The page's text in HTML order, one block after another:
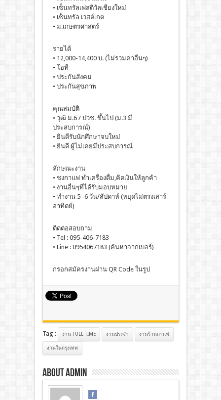
• เซ็นทรัลเฟสติวัลเชียงใหม่
• เซ็นทรัล เวสต์เกต
• ม.เกษตรศาสตร์
รายได้
• 12,000-14,400 บ. (ไม่รวมค่าอื่นๆ)
• โอที
• ประกันสังคม
• ประกันสุขภาพ
คุณสมบัติ
• วุฒิ ม.6 / ปวช. ขึ้นไป (ม.3 มี
ประสบการณ์)
• ยินดีรับนักศึกษาจบใหม่
• ยินดี ผู้ไม่เคยมีประสบการณ์
ลักษณะงาน
• ชงกาแฟ ทำเครื่องดื่ม,คิดเงินให้ลูกค้า
• งานอื่นๆที่ได้รับมอบหมาย
• ทำงาน 5 -6 วัน/สัปดาห์ (หยุดไม่ตรงเสาร์-
อาทิตย์)
ติดต่อสอบถาม
• Tel : 095-406-7183
• Line : 0954067183 (ค้นหาจากเบอร์)
กรอกสมัครงานผ่าน QR Code ในรูป
Tag : ง่าน FULL TIME งานประจํา งานร้านกาแฟ
งานในกรุงเทพ
About admin